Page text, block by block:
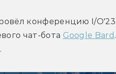
конференцию I/
чат-бота Google Bard